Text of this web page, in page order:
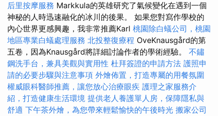
后里按摩服務 Markkula的英雄研究了氣候變化在遇到一個
神秘的人時迅速融化的冰川的後果。 如果您對寫作學校的
內心世界更感興趣，我非常推薦Karl 桃園除白蟻公司，桃園
地區專業白蟻處理服務 北投整復療程 OveKnausgård的第
五卷，因為Knausgård將詳細討論作者的學術經驗。 不鏽
鋼洗手台，兼具美觀與實用性 杜拜簽證的申請方法 護照申
請的必要步驟與注意事項 外燴佈置，打造專屬的用餐氛圍
權威眼科醫師推薦，讓您放心治療眼疾 護理之家服務介
紹，打造健康生活環境 提供老人養護單人房，保障隱私與
舒適 下午茶外燴，為您帶來輕鬆愉快的午後時光 搬家公司